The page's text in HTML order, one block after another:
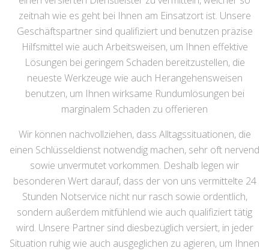
zeitnah wie es geht bei Ihnen am Einsatzort ist. Unsere
Geschäftspartner sind qualifiziert und benutzen präzise
Hilfsmittel wie auch Arbeitsweisen, um Ihnen effektive
Lösungen bei geringem Schaden bereitzustellen, die
neueste Werkzeuge wie auch Herangehensweisen
benutzen, um Ihnen wirksame Rundumlösungen bei
marginalem Schaden zu offerieren
Wir können nachvollziehen, dass Alltagssituationen, die
einen Schlüsseldienst notwendig machen, sehr oft nervend
sowie unvermutet vorkommen. Deshalb legen wir
besonderen Wert darauf, dass der von uns vermittelte 24
Stunden Notservice nicht nur rasch sowie ordentlich,
sondern außerdem mitfühlend wie auch qualifiziert tätig
wird. Unsere Partner sind diesbezüglich versiert, in jeder
Situation ruhig wie auch ausgeglichen zu agieren, um Ihnen